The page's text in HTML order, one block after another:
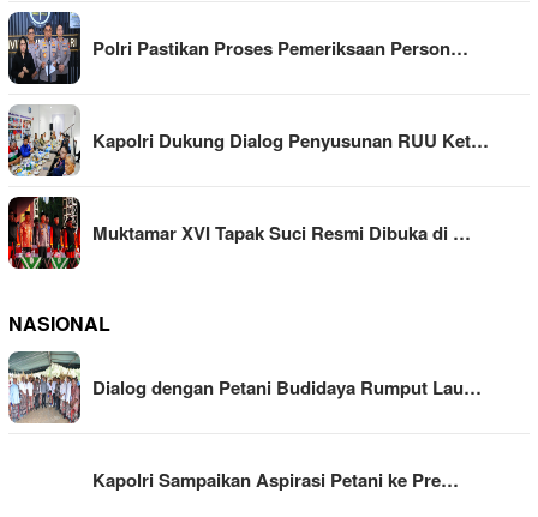
Polri Pastikan Proses Pemeriksaan Person…
Kapolri Dukung Dialog Penyusunan RUU Ket…
Muktamar XVI Tapak Suci Resmi Dibuka di …
NASIONAL
Dialog dengan Petani Budidaya Rumput Lau…
Kapolri Sampaikan Aspirasi Petani ke Pre…